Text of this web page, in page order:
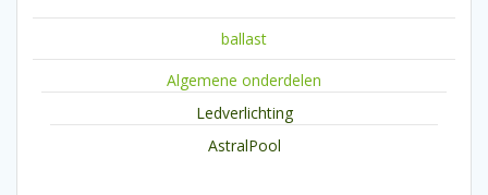
ballast
Algemene onderdelen
Ledverlichting
AstralPool